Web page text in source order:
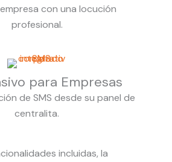
con una locución
profesional.
para Empresas
de SMS desde su panel de
centralita.
incluidas, la